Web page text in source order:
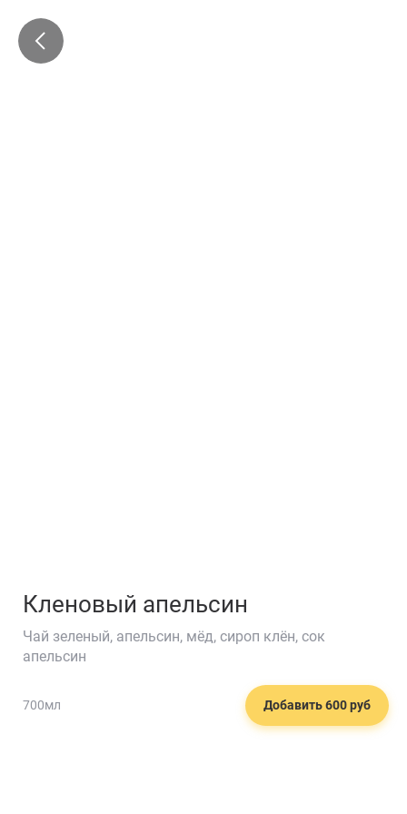
Кленовый апельсин
Чай зеленый, апельсин, мёд, сироп клён, сок
апельсин
700мл Добавить 600 руб